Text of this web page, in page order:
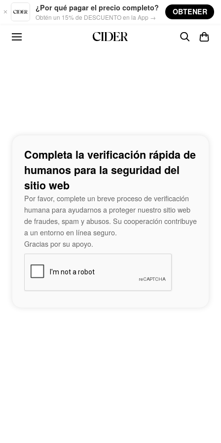
Skip to main content
¿Por qué pagar el precio completo?
Obtén un 15% de DESCUENTO en la App →
OBTENER
Completa la verificación rápida de
humanos para la seguridad del
sitio web
Por favor, complete un breve proceso de verificación
humana para ayudarnos a proteger nuestro sitio web
de fraudes, spam y abusos. Su cooperación contribuye
a un entorno en línea seguro.
Gracias por su apoyo.